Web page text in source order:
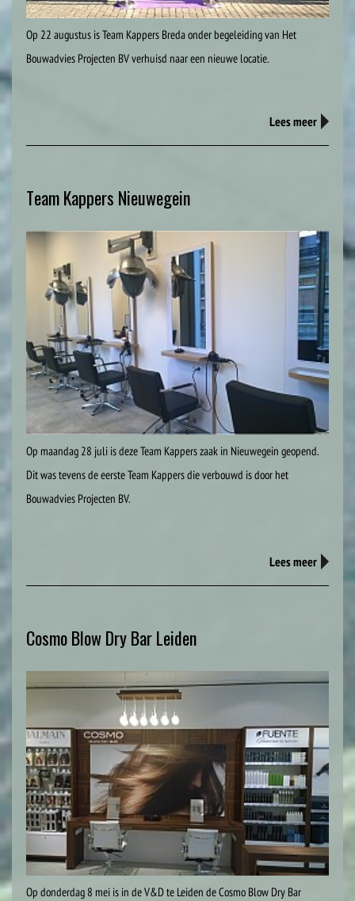
Op 22 augustus is Team Kappers Breda onder begeleiding van Het
Bouwadvies Projecten BV verhuisd naar een nieuwe locatie.
Lees meer
Team Kappers Nieuwegein
Op maandag 28 juli is deze Team Kappers zaak in Nieuwegein geopend.
Dit was tevens de eerste Team Kappers die verbouwd is door het
Bouwadvies Projecten BV.
Lees meer
Cosmo Blow Dry Bar Leiden
Op donderdag 8 mei is in de V&D te Leiden de Cosmo Blow Dry Bar